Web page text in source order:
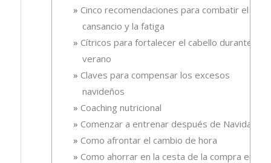
Cinco recomendaciones para combatir el
cansancio y la fatiga
Cítricos para fortalecer el cabello durante el
verano
Claves para compensar los excesos
navideños
Coaching nutricional
Comenzar a entrenar después de Navidad
Como afrontar el cambio de hora
Como ahorrar en la cesta de la compra en